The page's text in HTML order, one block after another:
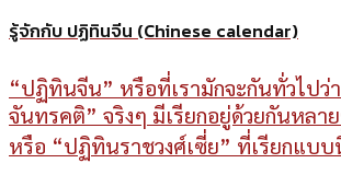
รู้จักกับ ปฏิทินจีน (Chinese calendar)
“ปฏิทินจีน” หรือที่เรามักจะกันทั่วไปว่
จันทรคติ” จริงๆ มีเรียกอยู่ด้วยกันหลา
หรือ “ปฏิทินราชวงศ์เซี่ย” ที่เรียกแบบ